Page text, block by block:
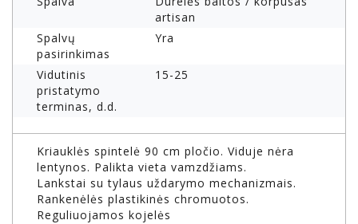
artisan
Spalvų
pasirinkimas
Yra
Vidutinis
pristatymo
terminas, d.d.
15-25
Kriauklės spintelė 90 cm pločio. Viduje nėra
lentynos. Palikta vieta vamzdžiams.
Lankstai su tylaus uždarymo mechanizmais.
Rankenėlės plastikinės chromuotos.
Reguliuojamos kojelės